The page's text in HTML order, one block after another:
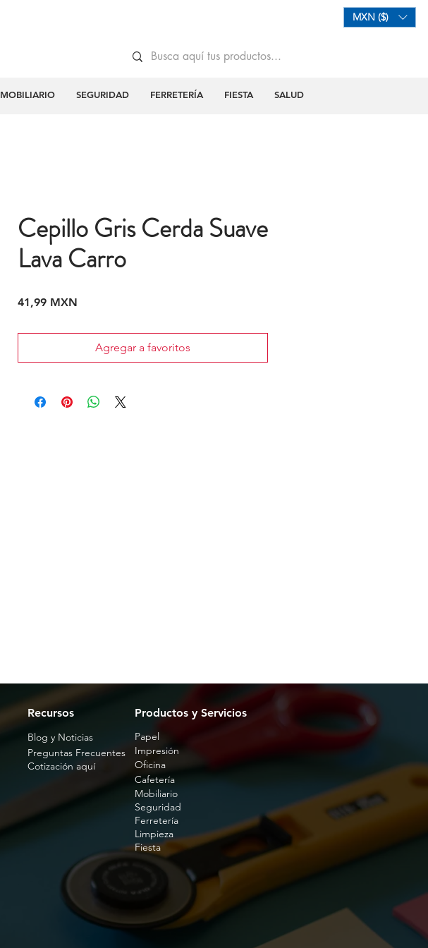
MXN ($)
MOBILIARIO SEGURIDAD FERRETERÍA FIESTA SALUD
Cepillo Gris Cerda Suave
Lava Carro
41,99 MXN
Agregar a favoritos
Recursos
Blog y Noticias
Preguntas Frecuentes
Cotización aquí
Productos y Servicios
Papel
Impresión
Oficina
Cafetería
Mobiliario
Seguridad
Ferretería
Limpieza
Fiesta